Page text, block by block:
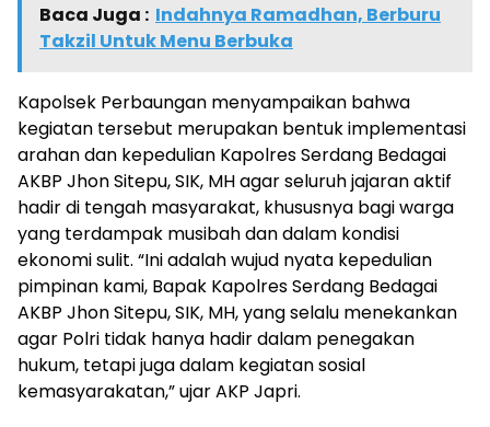
Baca Juga : Indahnya Ramadhan, Berburu
Takzil Untuk Menu Berbuka
Kapolsek Perbaungan menyampaikan bahwa
kegiatan tersebut merupakan bentuk implementasi
arahan dan kepedulian Kapolres Serdang Bedagai
AKBP Jhon Sitepu, SIK, MH agar seluruh jajaran aktif
hadir di tengah masyarakat, khususnya bagi warga
yang terdampak musibah dan dalam kondisi
ekonomi sulit. “Ini adalah wujud nyata kepedulian
pimpinan kami, Bapak Kapolres Serdang Bedagai
AKBP Jhon Sitepu, SIK, MH, yang selalu menekankan
agar Polri tidak hanya hadir dalam penegakan
hukum, tetapi juga dalam kegiatan sosial
kemasyarakatan,” ujar AKP Japri.